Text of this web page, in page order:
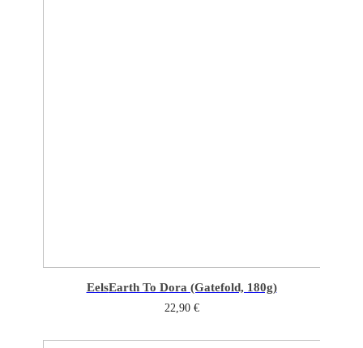
EelsEarth To Dora (Gatefold, 180g)
22,90 €